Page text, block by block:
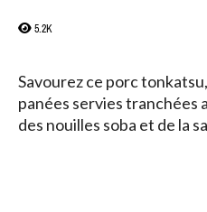
5.2K
Savourez ce porc
panées servies tranchées
des nouilles soba et de la